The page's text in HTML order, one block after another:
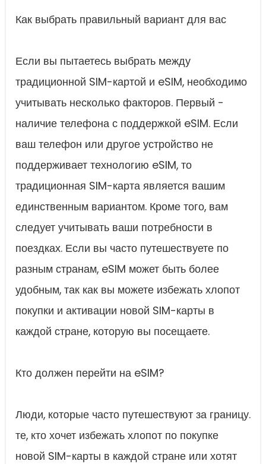
Как выбрать правильный вариант для вас
Если вы пытаетесь выбрать между
традиционной SIM-картой и eSIM, необходимо
учитывать несколько факторов. Первый -
наличие телефона с поддержкой eSIM. Если
ваш телефон или другое устройство не
поддерживает технологию eSIM, то
традиционная SIM-карта является вашим
единственным вариантом. Кроме того, вам
следует учитывать ваши потребности в
поездках. Если вы часто путешествуете по
разным странам, eSIM может быть более
удобным, так как вы можете избежать хлопот
покупки и активации новой SIM-карты в
каждой стране, которую вы посещаете.
Кто должен перейти на eSIM?
Люди, которые часто путешествуют за границу.
те, кто хочет избежать хлопот по покупке
новой SIM-карты в каждой стране или хотят